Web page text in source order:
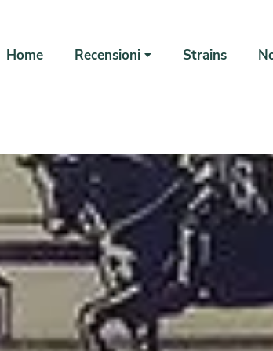
Home Recensioni Strains